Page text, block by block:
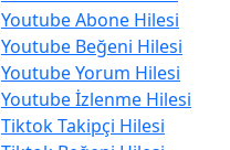
Youtube Abone Hilesi
Youtube Beğeni Hilesi
Youtube Yorum Hilesi
Youtube İzlenme Hilesi
Tiktok Takipçi Hilesi